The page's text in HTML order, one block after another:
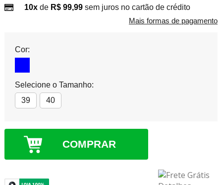
10xde R$ 99,99 sem juros no cartão de crédito
Mais formas de pagamento
Cor:
Selecione o Tamanho:
39
40
COMPRAR